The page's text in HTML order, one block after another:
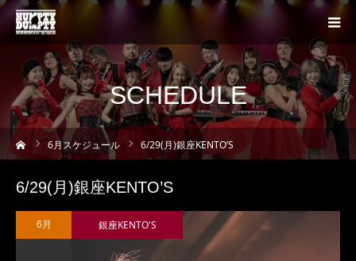
SCHEDULE
ム 6月スケジュール 6/29(月)銀座KENTO’S
6/29(月)銀座KENTO’S
6月 銀座KENTO'S